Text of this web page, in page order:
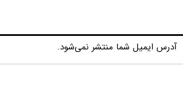
آدرس ایمیل شما منتشر نمی‌شود.